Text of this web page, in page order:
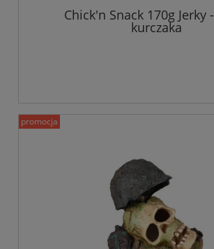
Chick'n Snack 170g Jerky
kurczaka
promocja